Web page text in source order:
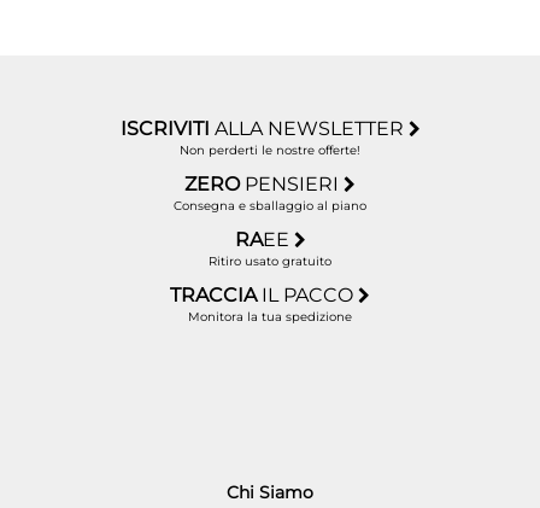
ISCRIVITI ALLA NEWSLETTER
Non perderti le nostre offerte!
ZERO PENSIERI
Consegna e sballaggio al piano
RAEE
Ritiro usato gratuito
TRACCIA IL PACCO
Monitora la tua spedizione
Chi Siamo